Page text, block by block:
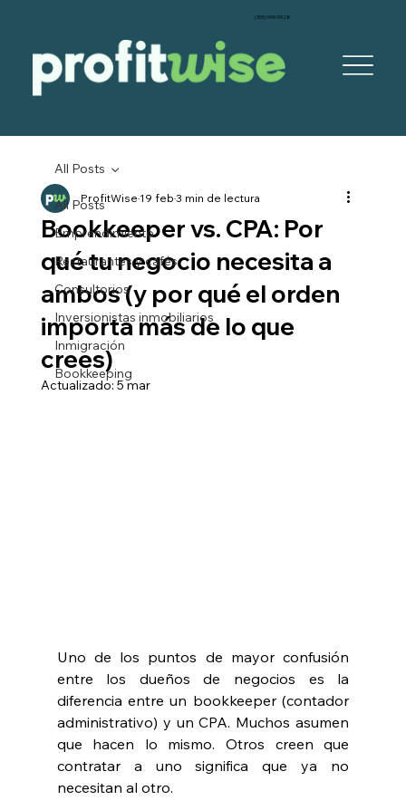
‪(305) 999-5928‬
All Posts
Emprendimiento
Restaurantes y cafés
Consultorios
Inversionistas inmobiliarios
Inmigración
Bookkeeping
All Posts
Bookkeeper vs. CPA: Por
qué tu negocio necesita a
ambos (y por qué el orden
importa más de lo que
crees)
ProfitWise19 feb3 min de lectura
Actualizado: 5 mar
Uno de los puntos de mayor confusión
entre los dueños de negocios es la
diferencia entre un bookkeeper (contador
administrativo) y un CPA. Muchos asumen
que hacen lo mismo. Otros creen que
contratar a uno significa que ya no
necesitan al otro.